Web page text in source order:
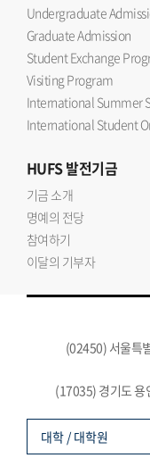
Undergraduate
Graduate Admission
Student Exchange
Visiting Program
International Summer
International Student
HUFS발전기금
기금 소개
명예의 전당
참여하기
이달의 기부자
(02450) 서울특
(17035) 경기도
대학 / 대학원